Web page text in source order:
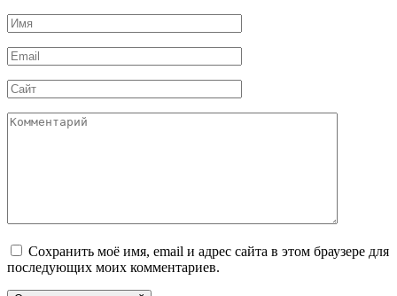
Имя
*
Email
*
Сайт
Комментарий
Сохранить моё имя, email и адрес сайта в этом браузере для
последующих моих комментариев.